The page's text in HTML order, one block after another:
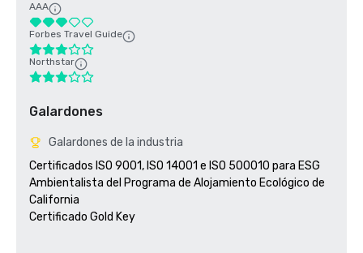
AAA
Forbes Travel Guide
Northstar
Galardones
Galardones de la industria
Certificados ISO 9001, ISO 14001 e ISO 500010 para ESG
Ambientalista del Programa de Alojamiento Ecológico de
California
Certificado Gold Key